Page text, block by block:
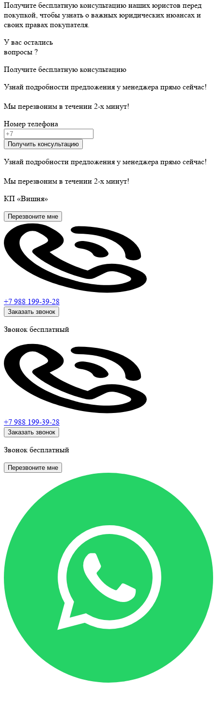
Получите бесплатную консультацию наших юристов перед
покупкой, чтобы узнать о важных юридических нюансах и
своих правах покупателя.
У вас остались
вопросы ?
Получите бесплатную консультацию
Узнай подробности предложения у менеджера прямо сейчас!
Мы перезвоним в течении 2-х минут!
Номер телефона
Получить консультацию
Узнай подробности предложения у менеджера прямо сейчас!
Мы перезвоним в течении 2-х минут!
КП «Вишня»
Перезвоните мне
+7 988 199-39-28
Заказать звонок
Звонок бесплатный
+7 988 199-39-28
Заказать звонок
Звонок бесплатный
Перезвоните мне